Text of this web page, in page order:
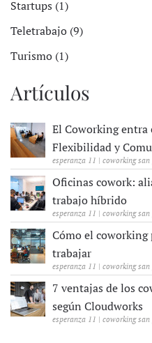
Startups (1)
Teletrabajo (9)
Turismo (1)
Artículos
El Coworking entra
Flexibilidad y
esperanza 11 | coworking
Oficinas cowork:
trabajo híbrido
esperanza 11 | coworking
Cómo el coworking
trabajar
esperanza 11 | coworking
7 ventajas de los
según Cloudworks
esperanza 11 | coworking